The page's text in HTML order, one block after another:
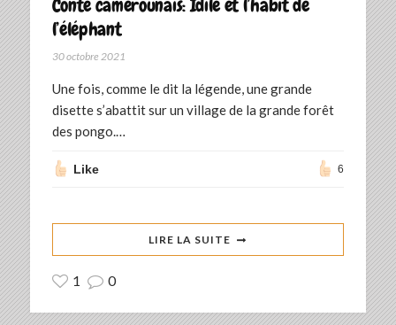
l’éléphant
30 octobre 2021
Une fois, comme le dit la légende, une grande
disette s’abattit sur un village de la grande forêt
des pongo.…
Like 6
LIRE LA SUITE
1 0